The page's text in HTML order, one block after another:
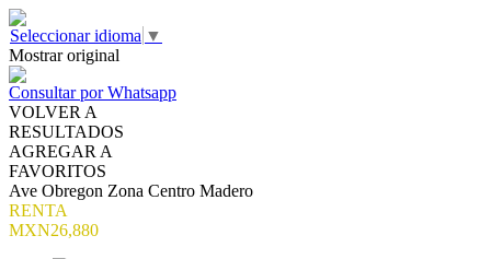
Seleccionar idioma ▼
Mostrar original
Consultar por Whatsapp
VOLVER A
RESULTADOS
AGREGAR A
FAVORITOS
Ave Obregon Zona Centro Madero
RENTA
MXN26,880